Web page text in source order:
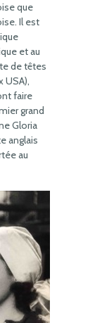
que
Il est
et au
de têtes
USA),
faire
grand
Gloria
anglais
au